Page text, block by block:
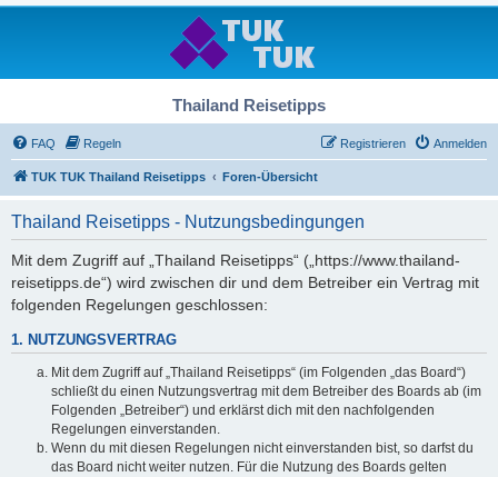
Thailand Reisetipps
FAQ Regeln Anmelden
Registrieren
TUK TUK Thailand Reisetipps Foren-Übersicht
Thailand Reisetipps - Nutzungsbedingungen
Mit dem Zugriff auf „Thailand Reisetipps“ („https://www.thailand-
reisetipps.de“) wird zwischen dir und dem Betreiber ein Vertrag mit
folgenden Regelungen geschlossen:
1. NUTZUNGSVERTRAG
Mit dem Zugriff auf „Thailand Reisetipps“ (im Folgenden „das Board“)
schließt du einen Nutzungsvertrag mit dem Betreiber des Boards ab (im
Folgenden „Betreiber“) und erklärst dich mit den nachfolgenden
Regelungen einverstanden.
Wenn du mit diesen Regelungen nicht einverstanden bist, so darfst du
das Board nicht weiter nutzen. Für die Nutzung des Boards gelten